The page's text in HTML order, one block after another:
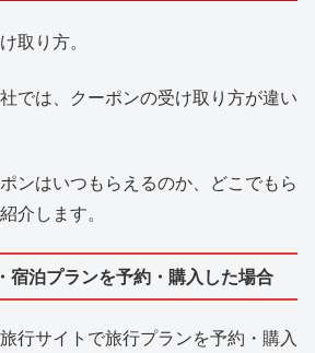
取り方。
では、クーポンの受け取り方が違い
ンはいつもらえるのか、どこでもら
介します。
宿泊プランを予約・購入した場合
行サイトで旅行プランを予約・購入